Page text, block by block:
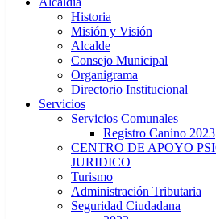
Historia
Misión y Visión
Alcalde
Consejo Municipal
Organigrama
Directorio Institucional
Servicios
Servicios Comunales
Registro Canino 2023
CENTRO DE APOYO
JURIDICO
Turismo
Administración Tributaria
Seguridad Ciudadana